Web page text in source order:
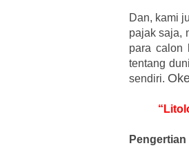
Dan, kami
pajak saja,
para calon
tentang
sendiri.